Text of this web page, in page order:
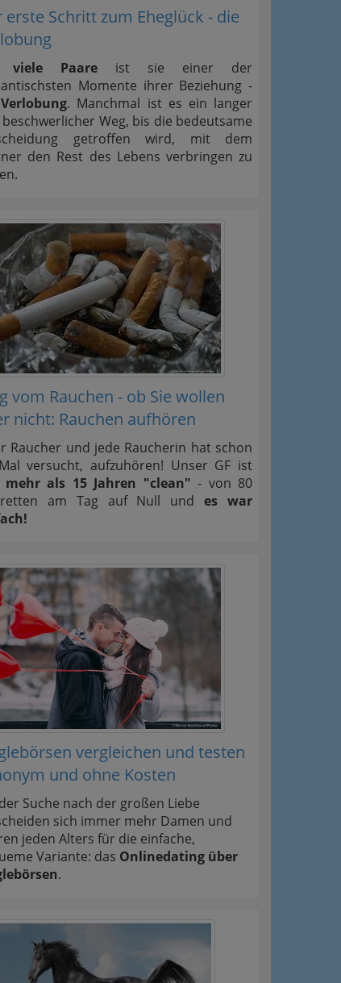
erste Schritt zum Eheglück - die
viele Paare ist sie einer der
Momente ihrer Beziehung -
. Manchmal ist es ein langer
Weg, bis die bedeutsame
getroffen wird, mit dem
den Rest des Lebens verbringen zu
vom Rauchen - ob Sie wollen
nicht: Rauchen aufhören
Raucher und jede Raucherin hat schon
versucht, aufzuhören! Unser GF ist
mehr als 15 Jahren "clean" - von 80
am Tag auf Null undes war
vergleichen und testen
und ohne Kosten
Suche nach der großen Liebe
sich immer mehr Damen und
jeden Alters für die einfache,
Variante: das Onlinedating über
.